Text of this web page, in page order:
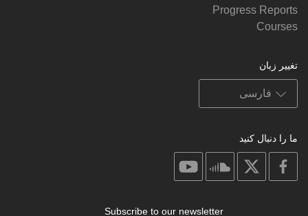
Progress Reports
Courses
تغییر زبان
ما را دنبال کنید
facebook
soundcloud
Subscribe to our newsletter